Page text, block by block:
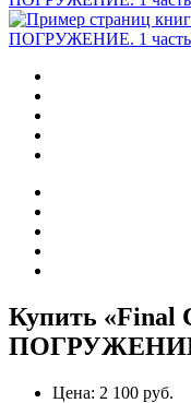
Купить
ПОГРУЖЕНИЕ.
Цена: 2 100 руб.